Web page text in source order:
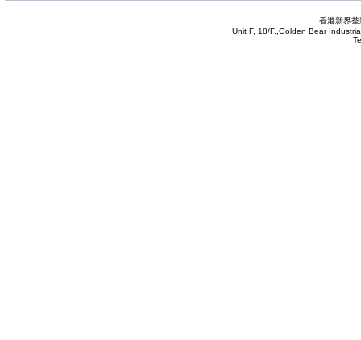
香港新界
Unit F, 18/F.,Golden Bear